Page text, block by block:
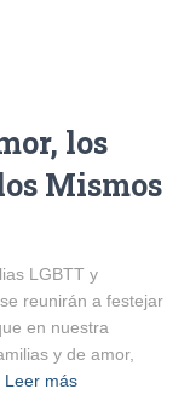
los
Mismos
LGBTT y
reunirán a festejar
en nuestra
y de amor,
Leer más